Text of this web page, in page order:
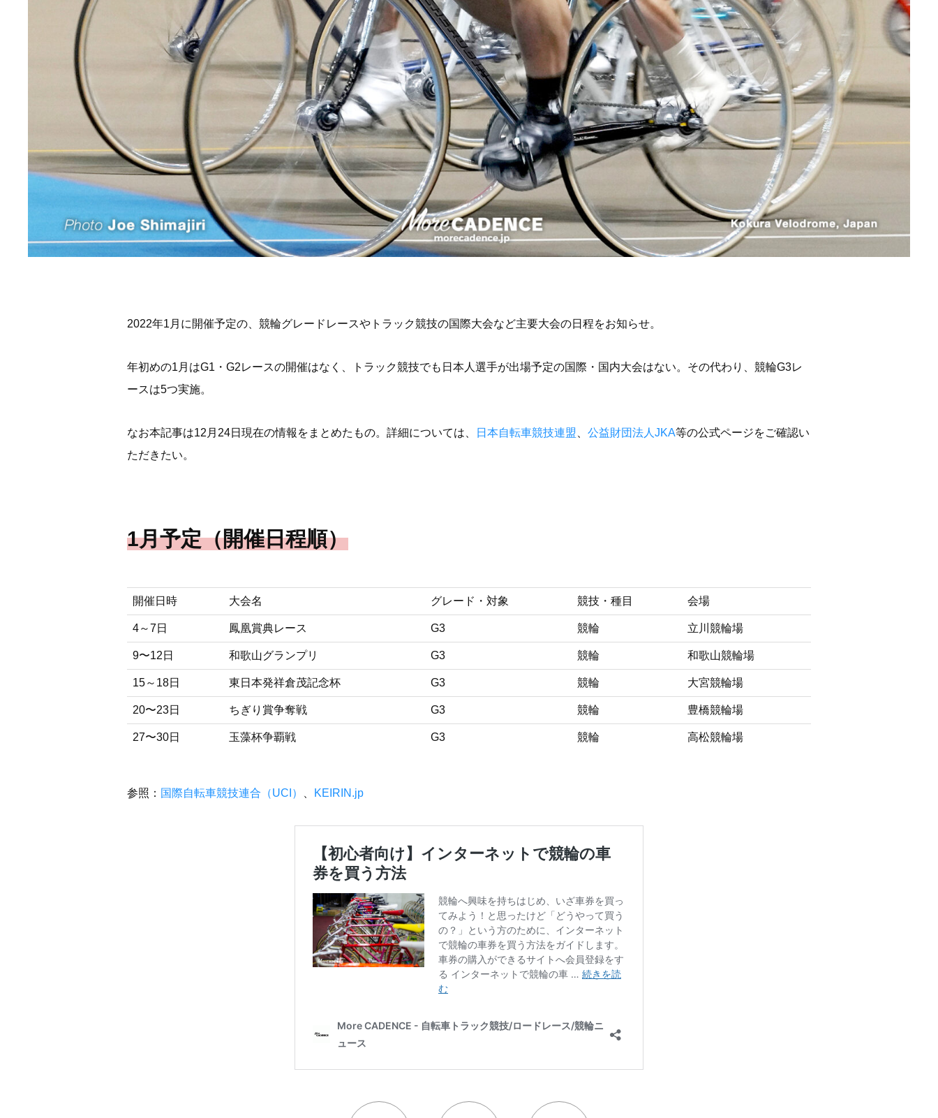
2022年1月に開催予定の、競輪グレードレースやトラック競技の国際大会など主要大会の日程をお知らせ。
年初めの1月はG1・G2レースの開催はなく、トラック競技でも日本人選手が出場予定の国際・国内大会はない。その代わり、競輪G3レ
ースは5つ実施。
なお本記事は12月24日現在の情報をまとめたもの。詳細については、 日本自転車競技連盟 、 公益財団法人JKA等の公式ページをご確認い
ただきたい。
1月予定（開催日程順）
開催日時 大会名 グレード・対象 競技・種目 会場
4～7日 鳳凰賞典レース G3 競輪 立川競輪場
9〜12日 和歌山グランプリ G3 競輪 和歌山競輪場
15～18日 東日本発祥倉茂記念杯 G3 競輪 大宮競輪場
20〜23日 ちぎり賞争奪戦 G3 競輪 豊橋競輪場
27〜30日 玉藻杯争覇戦 G3 競輪 高松競輪場
参照： 国際自転車競技連合（UCI） 、 KEIRIN.jp